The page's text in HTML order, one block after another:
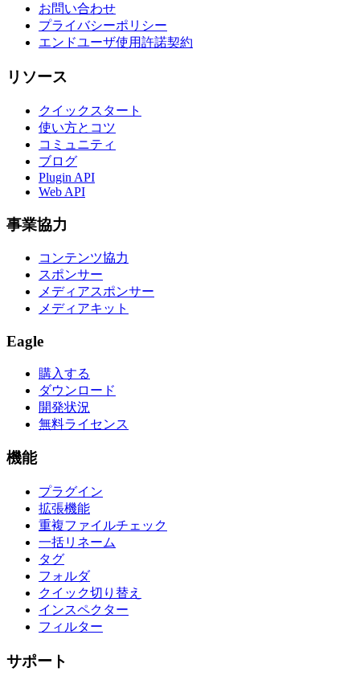
お問い合わせ
プライバシーポリシー
エンドユーザ使用許諾契約
リソース
クイックスタート
使い方とコツ
コミュニティ
ブログ
Plugin API
Web API
事業協力
コンテンツ協力
スポンサー
メディアスポンサー
メディアキット
Eagle
購入する
ダウンロード
開発状況
無料ライセンス
機能
プラグイン
拡張機能
重複ファイルチェック
一括リネーム
タグ
フォルダ
クイック切り替え
インスペクター
フィルター
サポート